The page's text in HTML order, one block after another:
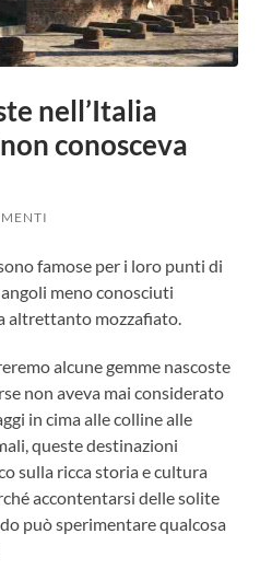
nell’Italia
conosceva
famose per i loro punti di
meno conosciuti
altrettanto mozzafiato.
alcune gemme nascoste
non aveva mai considerato
in cima alle colline alle
queste destinazioni
sulla ricca storia e cultura
accontentarsi delle solite
può sperimentare qualcosa